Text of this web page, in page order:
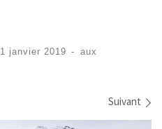
janvier 2019 -
aux
images Suivant